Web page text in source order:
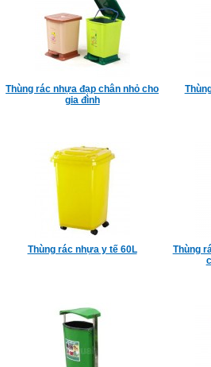
Thùng rác nhựa đạp chân nhỏ cho
gia đình
Thùng rác nhựa y tế 60L
Thùng